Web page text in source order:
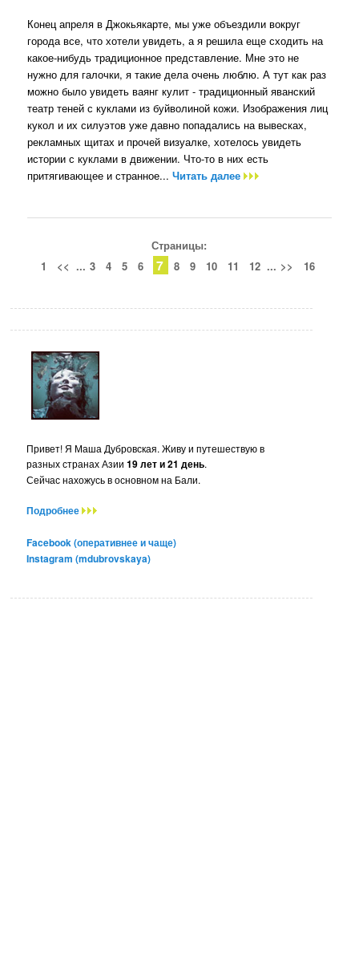
Конец апреля в Джокьякарте, мы уже объездили вокруг
города все, что хотели увидеть, а я решила еще сходить на
какое-нибудь традиционное представление. Мне это не
нужно для галочки, я такие дела очень люблю. А тут как раз
можно было увидеть ваянг кулит - традиционный яванский
театр теней с куклами из буйволиной кожи. Изображения лиц
кукол и их силуэтов уже давно попадались на вывесках,
рекламных щитах и прочей визуалке, хотелось увидеть
истории с куклами в движении. Что-то в них есть
притягивающее и странное...Читать далее
Страницы:
1
<< ... 3 4 5 6 7 8 9 10 11 12 ... >> 16
Привет! Я Маша Дубровская. Живу и путешествую в
разных странах Азии19 лет и 21 день.
Сейчас нахожусь в основном на Бали.
Подробнее
Facebook (оперативнее и чаще)
Instagram (mdubrovskaya)